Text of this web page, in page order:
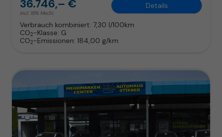
36.746,– €
incl. 19% MwSt.
Details
Verbrauch kombiniert: 7,30 l/100km
CO2-Klasse: G
CO2-Emissionen: 184,00 g/km